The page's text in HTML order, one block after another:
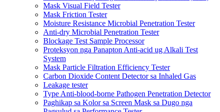
Mask Visual Field Tester
Mask Friction Tester
Moisture Resistance Microbial Penetration Tester
Anti-dry Microbial Penetration Tester
Blockage Test Sample Processor
Proteksyon nga Panapton Anti-acid ug Alkali Test
System
Mask Particle Filtration Efficiency Tester
Carbon Dioxide Content Detector sa Inhaled Gas
Leakage tester
Type Anti-blood-borne Pathogen Penetration Detector
Paghikap sa Kolor sa Screen Mask sa Dugo nga